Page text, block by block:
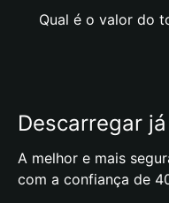
Qual é o valor do
Descarregar
A melhor e mais
com a confiança de